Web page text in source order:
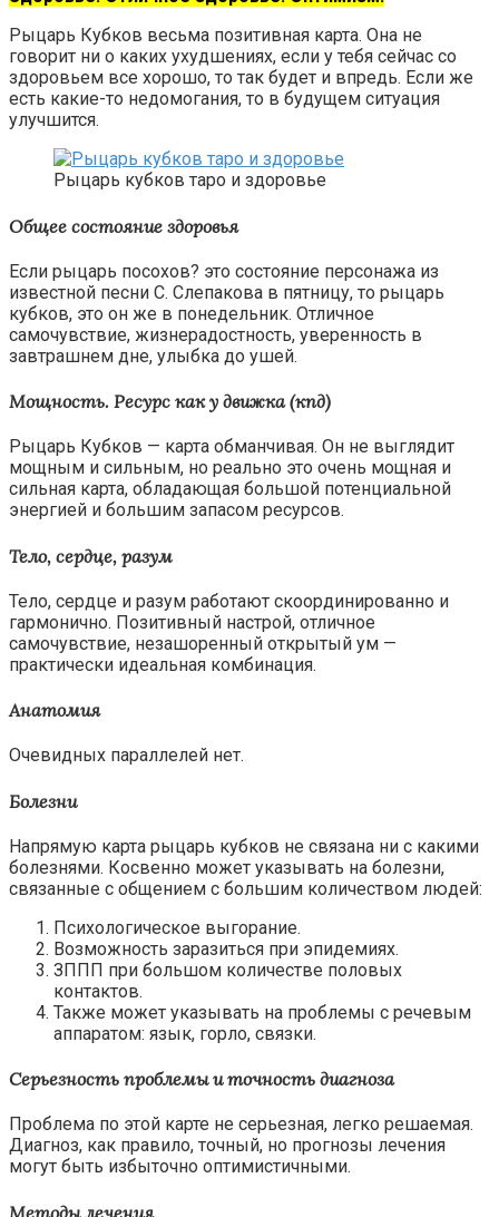
Рыцарь Кубков весьма позитивная карта. Она не
говорит ни о каких ухудшениях, если у тебя сейчас со
здоровьем все хорошо, то так будет и впредь. Если же
есть какие-то недомогания, то в будущем ситуация
улучшится.
Рыцарь кубков таро и здоровье
Общее состояние здоровья
Если рыцарь посохов? это состояние персонажа из
известной песни С. Слепакова в пятницу, то рыцарь
кубков, это он же в понедельник. Отличное
самочувствие, жизнерадостность, уверенность в
завтрашнем дне, улыбка до ушей.
Мощность. Ресурс как у движка (кпд)
Рыцарь Кубков — карта обманчивая. Он не выглядит
мощным и сильным, но реально это очень мощная и
сильная карта, обладающая большой потенциальной
энергией и большим запасом ресурсов.
Тело, сердце, разум
Тело, сердце и разум работают скоординированно и
гармонично. Позитивный настрой, отличное
самочувствие, незашоренный открытый ум —
практически идеальная комбинация.
Анатомия
Очевидных параллелей нет.
Болезни
Напрямую карта рыцарь кубков не связана ни с какими
болезнями. Косвенно может указывать на болезни,
связанные с общением с большим количеством людей:
Психологическое выгорание.
Возможность заразиться при эпидемиях.
ЗППП при большом количестве половых
контактов.
Также может указывать на проблемы с речевым
аппаратом: язык, горло, связки.
Серьезность проблемы и точность диагноза
Проблема по этой карте не серьезная, легко решаемая.
Диагноз, как правило, точный, но прогнозы лечения
могут быть избыточно оптимистичными.
Методы лечения